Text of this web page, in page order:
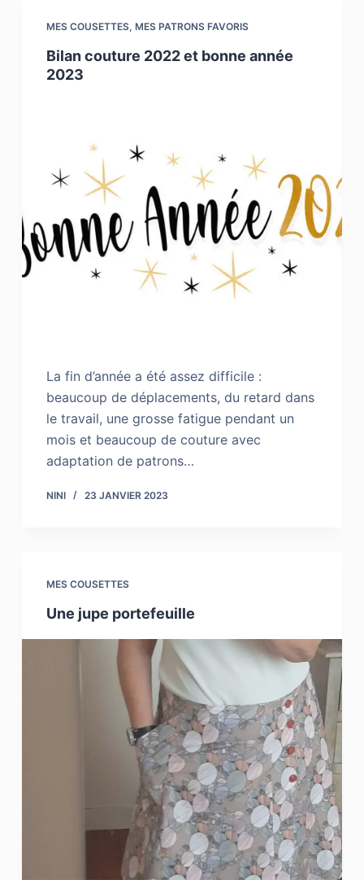
MES COUSETTES, MES PATRONS FAVORIS
Bilan couture 2022 et bonne année
2023
La fin d’année a été assez difficile :
beaucoup de déplacements, du retard dans
le travail, une grosse fatigue pendant un
mois et beaucoup de couture avec
adaptation de patrons…
NINI 23 JANVIER 2023
MES COUSETTES
Une jupe portefeuille